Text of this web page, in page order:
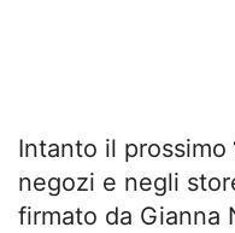
Intanto il prossimo
negozi e negli
firmato da Gianna